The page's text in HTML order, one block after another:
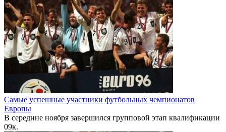
Самые успешные участники футбольных чемпионатов
Европы
В середине ноября завершился групповой этап квалификации
09к.